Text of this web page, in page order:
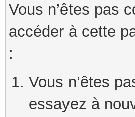
Vous n’êtes pas
accéder à cette
:
Vous n’êtes
essayez à